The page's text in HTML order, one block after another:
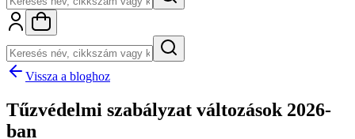
Vissza a bloghoz
Tűzvédelmi szabályzat változások 2026-
ban